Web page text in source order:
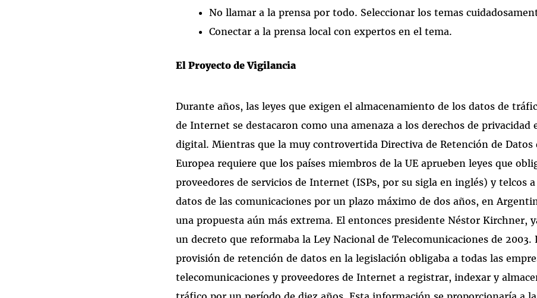
No llamar a la prensa por todo. Seleccionar los temas
Conectar a la prensa local con expertos en el tema.
El Proyecto de Vigilancia
Durante años, las leyes que exigen el almacenamiento de los datos de
de Internet se destacaron como una amenaza a los derechos de privacidad
digital. Mientras que la muy controvertida Directiva de Retención de Datos
Europea requiere que los países miembros de la UE aprueben leyes que
proveedores de servicios de Internet (ISPs, por su sigla en inglés) y telcos
datos de las comunicaciones por un plazo máximo de dos años, en
una propuesta aún más extrema. El entonces presidente Néstor Kirchner,
un decreto que reformaba la Ley Nacional de Telecomunicaciones de 2003.
provisión de retención de datos en la legislación obligaba a todas las
telecomunicaciones y proveedores de Internet a registrar, indexar y